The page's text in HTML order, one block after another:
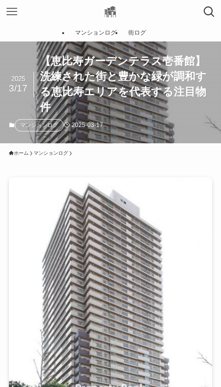
マンションログ 街ログ
【恵比寿ガーデンテラス壱番館】
洗練された街と豊かな緑が調和す
る恵比寿エリアを代表する注目物
件
2025
3/17
マンションログ 2025-03-17
ホーム マンションログ